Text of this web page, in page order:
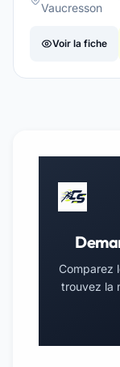
Vaucresson
Voir la fiche
Comparez
trouvez la